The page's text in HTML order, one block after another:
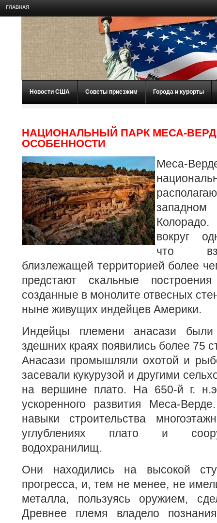
ГЛАВНАЯ
Новости США Советы приезжим Города и курорты
НАЦИОНАЛЬНЫЙ ПАРК МЕСА-
ОСОБЕННОСТИ
Меса-
вокруг
что
близлежащей территорией более
предстают скальные
созданные в монолите отвесных
ныне живущих индейцев Америки.
Индейцы племени анасази
здешних краях появились более 75
Анасази промышляли охотой и
засевали кукурузой и другими
на вершине плато. На 650-й г.
ускоренного развития Меса-
навыки строительства
углублениях плато и
водохранилищ.
Они находились на высокой
прогресса, и, тем не менее, не
металла, пользуясь оружием,
Древнее племя владело